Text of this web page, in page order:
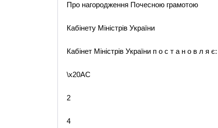
Про нагородження Почесною грамотою
Кабінету Міністрів України
Кабінет Міністрів України п о с т а н о в л я є:
\x20AC
2
4